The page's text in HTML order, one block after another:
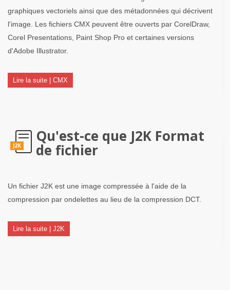
graphiques vectoriels ainsi que des métadonnées qui décrivent
l'image. Les fichiers CMX peuvent être ouverts par CorelDraw,
Corel Presentations, Paint Shop Pro et certaines versions
d'Adobe Illustrator.
Lire la suite | CMX
J2K
Qu'est-ce que J2K Format
de fichier
Un fichier J2K est une image compressée à l'aide de la
compression par ondelettes au lieu de la compression DCT.
Lire la suite | J2K